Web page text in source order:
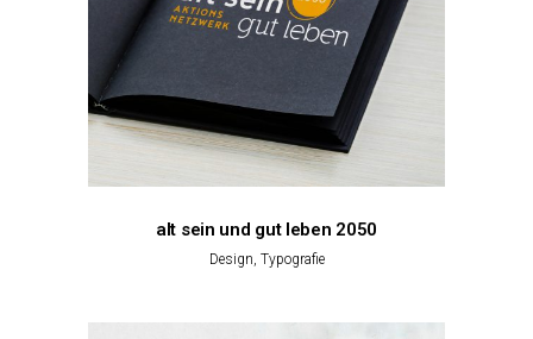
alt sein und gut leben 2050
Design, Typografie